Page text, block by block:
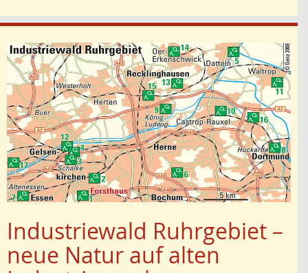
Industriewald Ruhrgebiet –
neue Natur auf alten